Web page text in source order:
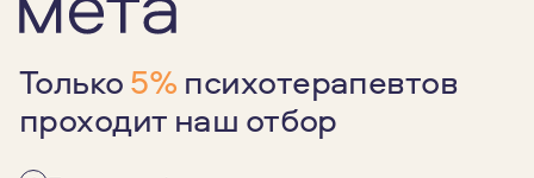
Только5% психотерапевтов
проходит наш отбор